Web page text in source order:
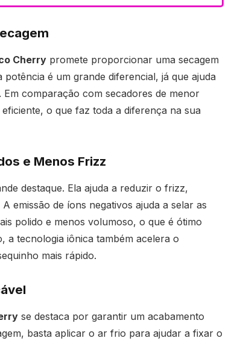
Cherrypromete proporcionar uma secagem
é um grande diferencial, já que ajuda
comparação com secadores de menor
o que faz toda a diferença na sua
e Menos Frizz
destaque. Ela ajuda a reduzir o frizz,
emissão de íons negativos ajuda a selar as
polido e menos volumoso, o que é ótimo
a tecnologia iônica também acelera o
mais rápido.
se destaca por garantir um acabamento
basta aplicar o ar frio para ajudar a fixar o